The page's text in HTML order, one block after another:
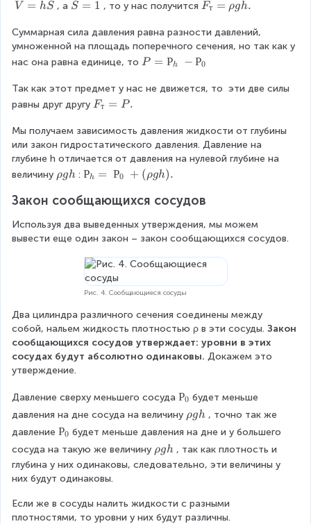
т
=
ρ
g
V
V
h
S
V = hS , а S
1
S = 1 , то у нас получится F
т
=
ρ
h
Fт = ρgh.
Суммарная сила давления равна разности давлений,
умноженной на площадь поперечного сечения, но так как у
нас она равна единице, то P
Р
-
Р
_
0
P = Рh − Р0
Так как этот предмет у нас не движется, то  эти две силы
равны друг другу F
т
=
P
.
Fт = P .
Мы получаем зависимость давления жидкости от глубины
или закон гидростатического давления. Давление на
глубине h отличается от давления на нулевой глубине на
величину ρ
h
ρgh : Р
h
Р
_
0
+
(
ρ
g
h
Рh = Р0 + (ρgh).
Закон сообщающихся сосудов
Используя два выведенных утверждения, мы можем
вывести еще один закон – закон сообщающихся сосудов.
Рис. 4. Сообщающиеся сосуды
Два цилиндра различного сечения соединены между
собой, нальем жидкость плотностью ρ в эти сосуды. Закон
сообщающихся сосудов утверждает: уровни в этих
сосудах будут абсолютно одинаковы. Докажем это
утверждение.
Давление сверху меньшего сосуда Р
_
0
Р0 будет меньше
давления на дне сосуда на величину ρ
g
ρgh , точно так же
давление Р
_
Р0 будет меньше давления на дне и у большего
сосуда на такую же величину ρ
g
ρgh , так как плотность и
глубина у них одинаковы, следовательно, эти величины у
них будут одинаковы.
Если же в сосуды налить жидкости с разными
плотностями, то уровни у них будут различны.